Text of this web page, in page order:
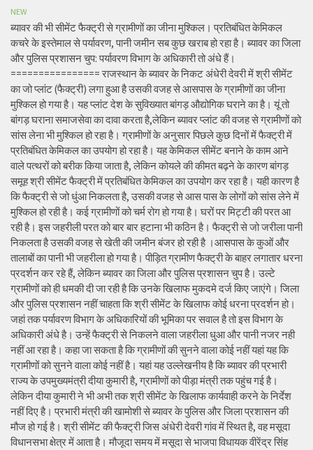
NEW
ब्यावर की भी सीमेंट फैक्ट्री से ग्रामीणों का जीना मुश्किल। प्रतिबंधित केमिकल
कचरे के इस्तेमाल से पर्यावरण, पानी जमीन सब कुछ खराब हो रहा है। ब्यावर का जिला
और पुलिस प्रशासन चुप: पर्यावरण विभाग के अधिकारी तो अंधे हैं।
================ राजस्थान के ब्यावर के निकट अंधेरी देवरी में श्री सीमेंट
का जो प्लांट (फैक्ट्री) लगा हुआ है उसकी वजह से आसपास के ग्रामीणों का जीना
मुश्किल हो गया है। यह प्लांट देश के सुविख्यात बांगड़ औद्योगिक घराने का है। यूं तो
बांगड़ घराना समाजसेवा का दावा करता है,लेकिन ब्यावर प्लांट की वजह से ग्रामीणों को
सांस लेना भी मुश्किल हो रहा है। ग्रामीणों के अनुसार पिछले कुछ दिनों में फैक्ट्री में
प्रतिबंधित केमिकल का उपयोग हो रहा है। यह केमिकल सीमेंट बनाने के काम आने
वाले पत्थरों को बरीक किया जाता है, लेकिन कोयले की कीमत बढ़ने के कारण बांगड़
समूह श्री सीमेंट फैक्ट्री में प्रतिबंधित केमिकल का उपयोग कर रहा है। यही कारण है
कि फैक्ट्री से जो धुंआ निकलता है, उसकी वजह से आस पास के लोगों को सांस लेने में
मुश्किल हो रही है। कई ग्रामीणों को चर्म रोग हो गया है। घरों पर मिट्टी की परत आ
रही है। इस जहरीली परत को बार बार हटाना भी कठिन है। फैक्ट्री से जो जरीला पानी
निकलता है उसकी वजह से खेती की जमीन बंजर हो रही है ।आसपास के कुओं और
तालाबों का पानी भी जहरीला हो गया है। पीड़ित ग्रामीण फैक्ट्री के बाहर लगातार धरना
प्रदर्शन कर रहे हैं, लेकिन ब्यावर का जिला और पुलिस प्रशासन चुप है। उल्टे
ग्रामीणों को ही धमकी दी जा रही है कि उनके खिलाफ मुकदमे दर्ज किए जाएंगे। जिला
और पुलिस प्रशासन नहीं चाहता कि श्री सीमेंट के खिलाफ कोई धरना प्रदर्शन हो।
जहां तक पर्यावरण विभाग के अधिकारियों की भूमिका पर सवाल है तो इस विभाग के
अधिकारी अंधे है। उन्हें फैक्ट्री से निकलने वाला जहरीला धुआ और पानी नजर नही
नहीं आ रहा है। कहा जा सकता है कि ग्रामीणों की सुनने वाला कोई नहीं यहां यह कि
ग्रामीणों को सुनने वाला कोई नहीं है। यहां यह उल्लेखनीय है कि ब्यावर की प्रभारी
राज्य के उपमुख्यमंत्री दीया कुमारी है, ग्रामीणों को पीड़ा मंत्री तक पहुंच गई है।
लेकिन दीया कुमारी ने भी अभी तक श्री सीमेंट के खिलाफ कार्यवाही करने के निर्देश
नहीं दिए है। प्रभारी मंत्री की खामोशी से ब्यावर के पुलिस और जिला प्रशासन की
मौज हो गई है। श्री सीमेंट की फैक्ट्री जिस अंधेरी देवरी गांव में स्थित है, वह मसूदा
विधानसभा क्षेत्र में आता है। मौजूदा समय में मसूदा से भाजपा विधायक वीरेंद्र सिंह